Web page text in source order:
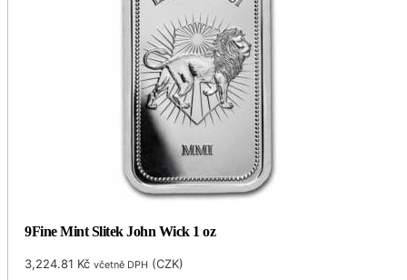
9Fine Mint Slitek John Wick 1 oz
3,224.81 Kč včetně DPH (CZK)